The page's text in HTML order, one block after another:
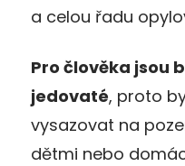
a celou řadu
Pro člověka jsou
jedovaté, proto
vysazovat na
dětmi nebo